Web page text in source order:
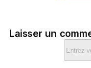
Laisser un